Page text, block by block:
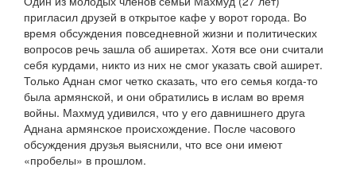
пригласил друзей в открытое кафе у ворот города. Во
время обсуждения повседневной жизни и политических
вопросов речь зашла об аширетах. Хотя все они считали
себя курдами, никто из них не смог указать свой аширет.
Только Аднан смог четко сказать, что его семья когда-то
была армянской, и они обратились в ислам во время
войны. Махмуд удивился, что у его давнишнего друга
Аднана армянское происхождение. После часового
обсуждения друзья выяснили, что все они имеют
«пробелы» в прошлом.